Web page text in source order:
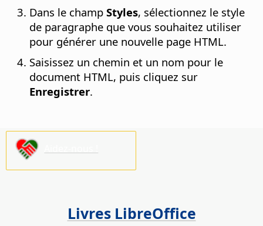
Dans le champ Styles, sélectionnez le style
de paragraphe que vous souhaitez utiliser
pour générer une nouvelle page HTML.
Saisissez un chemin et un nom pour le
document HTML, puis cliquez sur
Enregistrer.
Livres LibreOffice